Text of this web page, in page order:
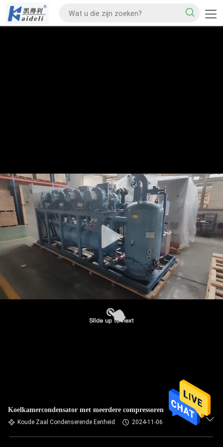
Koelkamercondensator met meerdere compressoren
Koude Zaal Condenserende Eenheid 2024-11-06